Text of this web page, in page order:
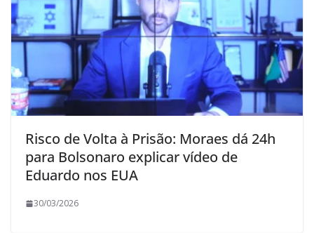
Risco de Volta à Prisão: Moraes dá 24h
para Bolsonaro explicar vídeo de
Eduardo nos EUA
30/03/2026